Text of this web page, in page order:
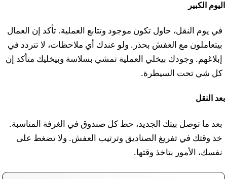
اليوم الكبير
في يوم النقل، حاول تكون موجود وتتابع العملية. تأكد إن العمال
بيتعاملون مع العفش بحذر. ولو عندك أي ملاحظات، لا تتردد في
إبلاغهم. وجودك بيخلي العملية تمشي بسلاسة وبيخليك متأكد إن
كل شي تحت السيطرة.
بعد النقل
بعد ما توصل بيتك الجديد، حط كل صندوق في الغرفة المناسبة.
خذ وقتك في تفريغ الصناديق وترتيب العفش. ولا تضغط على
نفسك، الأمور بتاخذ وقتها.